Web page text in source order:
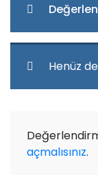
Henüz
açmalısınız.